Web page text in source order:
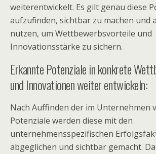
weiterentwickelt. Es gilt genau diese
aufzufinden, sichtbar zu machen und
nutzen, um Wettbewerbsvorteile und
Innovationsstärke zu sichern.
Erkannte Potenziale in konkrete
und Innovationen weiter entwickeln:
Nach Auffinden der im Unternehmen
Potenziale werden diese mit den
unternehmensspezifischen
abgeglichen und sichtbar gemacht.